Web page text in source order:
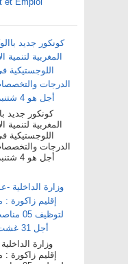
كونكور جديد
المغربية لتنمية
الدرجات
أجل هو 4 شتنبر 2026
وزارة
إقليم زاكورة :